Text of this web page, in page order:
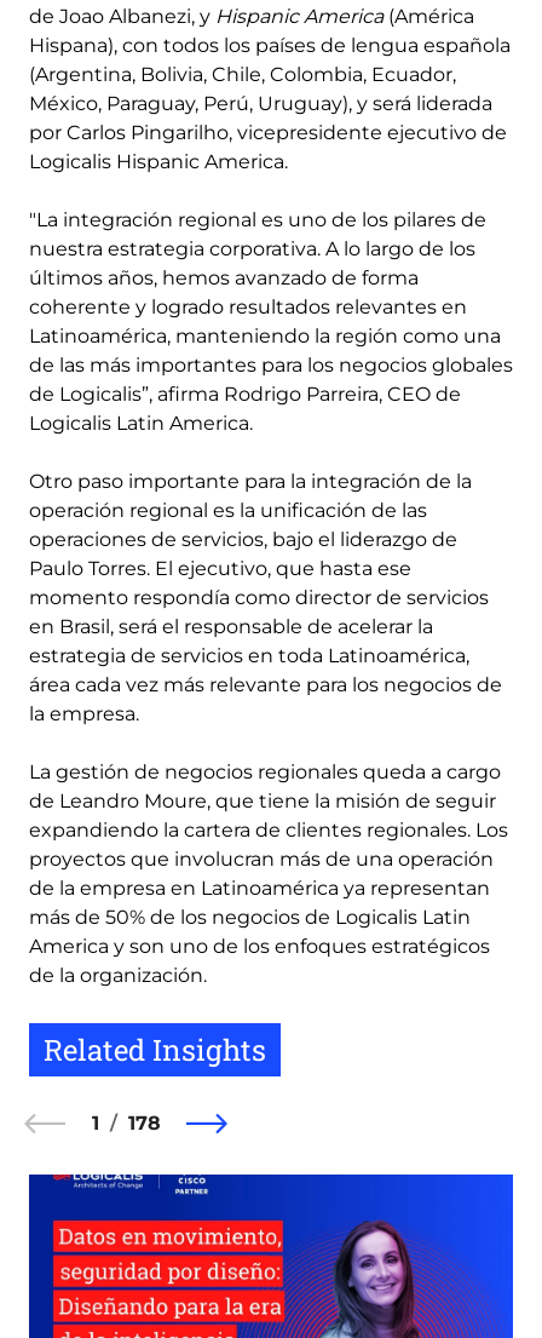
de Joao Albanezi, y Hispanic America(América
Hispana), con todos los países de lengua española
(Argentina, Bolivia, Chile, Colombia, Ecuador,
México, Paraguay, Perú, Uruguay), y será liderada
por Carlos Pingarilho, vicepresidente ejecutivo de
Logicalis Hispanic America.
"La integración regional es uno de los pilares de
nuestra estrategia corporativa. A lo largo de los
últimos años, hemos avanzado de forma
coherente y logrado resultados relevantes en
Latinoamérica, manteniendo la región como una
de las más importantes para los negocios globales
de Logicalis”, afirma Rodrigo Parreira, CEO de
Logicalis Latin America.
Otro paso importante para la integración de la
operación regional es la unificación de las
operaciones de servicios, bajo el liderazgo de
Paulo Torres. El ejecutivo, que hasta ese
momento respondía como director de servicios
en Brasil, será el responsable de acelerar la
estrategia de servicios en toda Latinoamérica,
área cada vez más relevante para los negocios de
la empresa.
La gestión de negocios regionales queda a cargo
de Leandro Moure, que tiene la misión de seguir
expandiendo la cartera de clientes regionales. Los
proyectos que involucran más de una operación
de la empresa en Latinoamérica ya representan
más de 50% de los negocios de Logicalis Latin
America y son uno de los enfoques estratégicos
de la organización.
Related Insights
1 178